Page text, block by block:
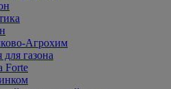
Агрохим
газона
Forte